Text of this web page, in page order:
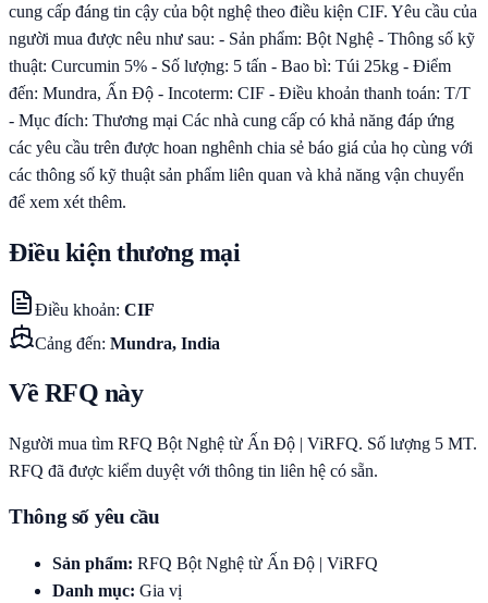
cung cấp đáng tin cậy của bột nghệ theo điều kiện CIF. Yêu cầu của
người mua được nêu như sau: - Sản phẩm: Bột Nghệ - Thông số kỹ
thuật: Curcumin 5% - Số lượng: 5 tấn - Bao bì: Túi 25kg - Điểm
đến: Mundra, Ấn Độ - Incoterm: CIF - Điều khoản thanh toán: T/T
- Mục đích: Thương mại Các nhà cung cấp có khả năng đáp ứng
các yêu cầu trên được hoan nghênh chia sẻ báo giá của họ cùng với
các thông số kỹ thuật sản phẩm liên quan và khả năng vận chuyển
để xem xét thêm.
Điều kiện thương mại
Điều khoản: CIF
Cảng đến: Mundra, India
Về RFQ này
Người mua tìm RFQ Bột Nghệ từ Ấn Độ | ViRFQ. Số lượng 5 MT.
RFQ đã được kiểm duyệt với thông tin liên hệ có sẵn.
Thông số yêu cầu
Sản phẩm: RFQ Bột Nghệ từ Ấn Độ | ViRFQ
Danh mục: Gia vị